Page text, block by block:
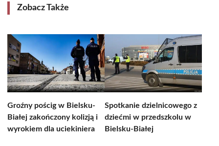
Zobacz Także
Groźny pościg w Bielsku-
Białej zakończony kolizją i
wyrokiem dla uciekiniera
Spotkanie dzielnicowego z
dziećmi w przedszkolu w
Bielsku-Białej